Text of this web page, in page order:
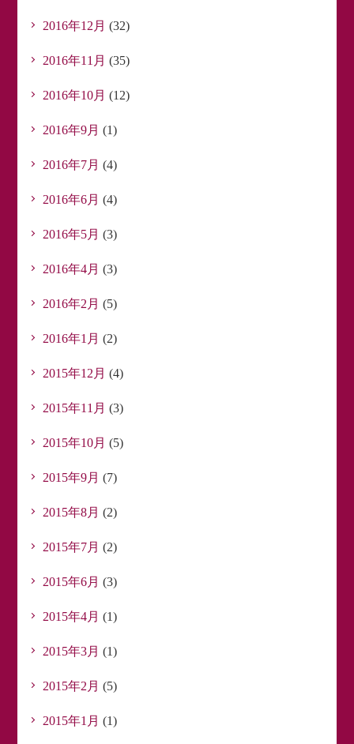
2016年12月 (32)
2016年11月 (35)
2016年10月 (12)
2016年9月 (1)
2016年7月 (4)
2016年6月 (4)
2016年5月 (3)
2016年4月 (3)
2016年2月 (5)
2016年1月 (2)
2015年12月 (4)
2015年11月 (3)
2015年10月 (5)
2015年9月 (7)
2015年8月 (2)
2015年7月 (2)
2015年6月 (3)
2015年4月 (1)
2015年3月 (1)
2015年2月 (5)
2015年1月 (1)